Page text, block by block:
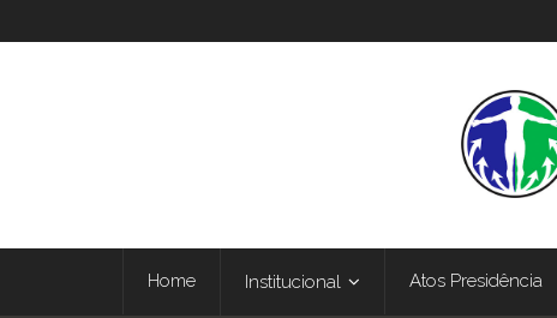
Home Institucional Atos Presidência